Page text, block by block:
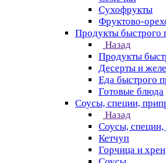
Сухофрукты
Фруктово-
Продукты быстрого
Назад
Продукты
Десерты и желе
Еда быстрого
Готовые блюда
Соусы, специи,
Назад
Соусы,
Кетчуп
Горчица и хрен